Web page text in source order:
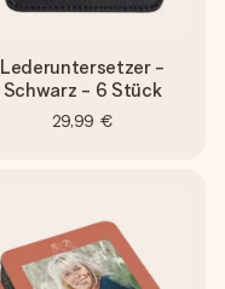
Lederuntersetzer -
Schwarz - 6 Stück
29,99 €